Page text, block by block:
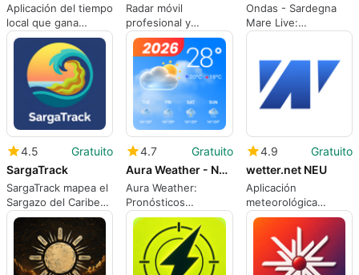
Aplicación del tiempo
local que gana
recompensas
Pointberry todos los
Radar móvil
profesional y
seguimiento de
tormentas para
entusiastas del clima
Ondas - Sardegna
Mare Live:
Monitoreo del Mar
Cerdeña
4.5
Gratuito
SargaTrack
SargaTrack mapea el
Sargazo del Caribe
para la planificación
de playas
4.7
Gratuito
Aura Weather - Nowcast Radar
Aura Weather:
Pronósticos
hiperlocales y radar
de alta definición
4.9
Gratuito
wetter.net NEU
Aplicación
meteorológica
práctica y centrada
en la localidad para
regiones de habla
alemana